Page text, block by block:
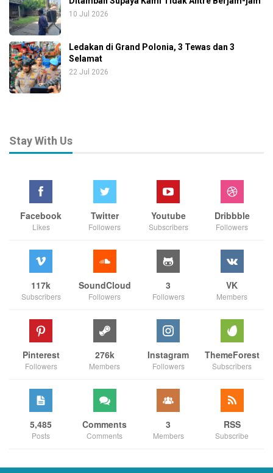
10 Jul 2026
Ledakan di Grand Polonia, 3 Tewas dan 3
Selamat
22 Jul 2026
Stay With Us
Facebook
Likes
Twitter
Followers
Youtube
Subscribers
Dribbble
Followers
117k
Subscribers
SoundCloud
Followers
3
Followers
VK
Members
Pinterest
Followers
276k
Members
Instagram
Followers
ThemeForest
Subscribers
5,485
Posts
Comments
Comments
3
Members
RSS
Subscribe